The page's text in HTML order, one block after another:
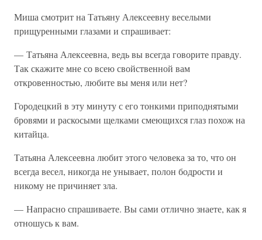
Миша смотрит на Татьяну Алексеевну веселыми
прищуренными глазами и спрашивает:
— Татьяна Алексеевна, ведь вы всегда говорите правду.
Так скажите мне со всею свойственной вам
откровенностью, любите вы меня или нет?
Городецкий в эту минуту с его тонкими приподнятыми
бровями и раскосыми щелками смеющихся глаз похож на
китайца.
Татьяна Алексеевна любит этого человека за то, что он
всегда весел, никогда не унывает, полон бодрости и
никому не причиняет зла.
— Напрасно спрашиваете. Вы сами отлично знаете, как я
отношусь к вам.